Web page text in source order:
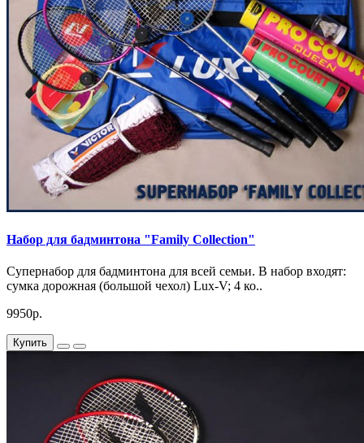
Набор для бадминтона "Family Collection"
Cупернабор для бадминтона для всей семьи. В набор входят:
сумка дорожная (большой чехол) Lux-V; 4 ко..
9950р.
Купить